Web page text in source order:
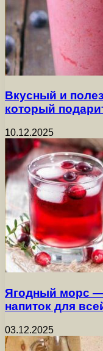
Вкусный и
который
10.12.2025
Ягодный морс —
напиток для
03.12.2025